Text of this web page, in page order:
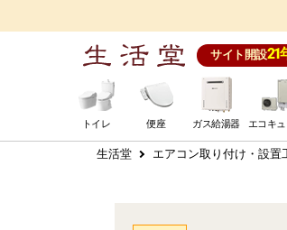
サイト開設21
トイレ 便座 ガス給湯器 エコキュ
生活堂 エアコン取り付け・設置